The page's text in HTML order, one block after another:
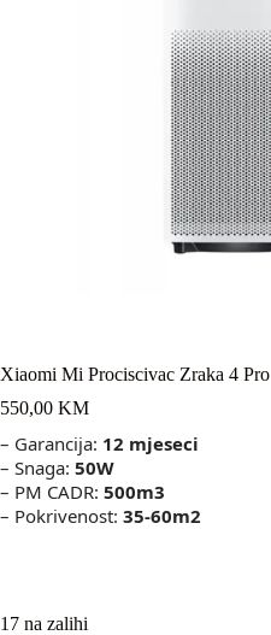
Xiaomi Mi Prociscivac Zraka 4 Pro
550,00 KM
– Garancija: 12 mjeseci
– Snaga: 50W
– PM CADR: 500m3
– Pokrivenost: 35-60m2
17 na zalihi